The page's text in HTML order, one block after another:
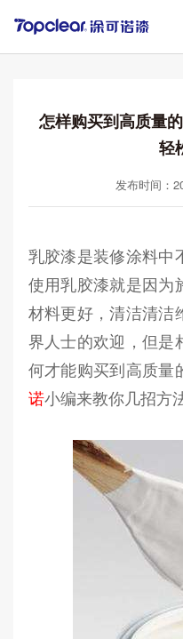
怎样购买到高质量
轻
发布时间：
乳胶漆是装修涂料中
使用乳胶漆就是因为
材料更好，清洁清洁
界人士的欢迎，但是
何才能购买到高质量
诺小编来教你几招方